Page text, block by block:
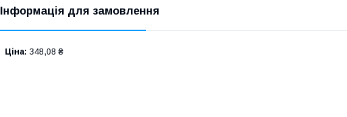
Інформація для замовлення
Ціна: 348,08 ₴